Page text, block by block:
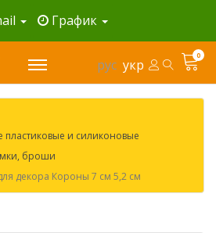
График
рус укр
0
и силиконовые
броши
декора Короны 7 см 5,2 см